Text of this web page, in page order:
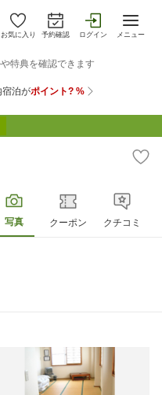
お気に入り 予約確認 ログイン メニュー
写真 クーポン クチコミ